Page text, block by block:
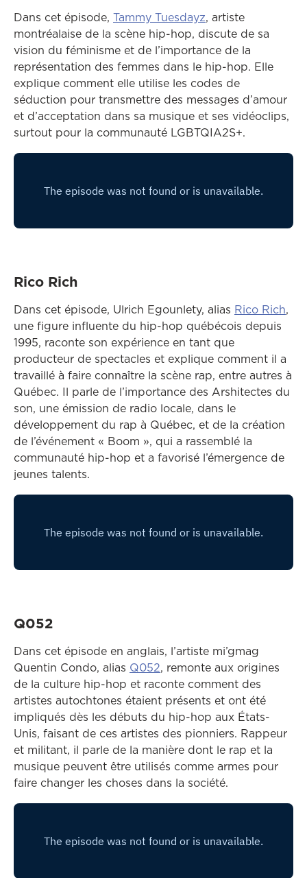
Dans cet épisode, Tammy TuesdayzCe lien ouvrira
, artiste
montréalaise de la scène hip-hop, discute de sa
vision du féminisme et de l’importance de la
représentation des femmes dans le hip-hop. Elle
explique comment elle utilise les codes de
séduction pour transmettre des messages d’amour
et d’acceptation dans sa musique et ses vidéoclips,
surtout pour la communauté LGBTQIA2S+.
Rico Rich
Dans cet épisode, Ulrich Egounlety, alias Rico RichCe
,
une figure influente du hip-hop québécois depuis
1995, raconte son expérience en tant que
producteur de spectacles et explique comment il a
travaillé à faire connaître la scène rap, entre autres à
Québec. Il parle de l’importance des Arshitectes du
son, une émission de radio locale, dans le
développement du rap à Québec, et de la création
de l’événement « Boom », qui a rassemblé la
communauté hip-hop et a favorisé l’émergence de
jeunes talents.
Q052
Dans cet épisode en anglais, l’artiste mi’gmag
Quentin Condo, alias Q052Ce lien ouvrira dans une
, remonte aux origines
de la culture hip-hop et raconte comment des
artistes autochtones étaient présents et ont été
impliqués dès les débuts du hip-hop aux États-
Unis, faisant de ces artistes des pionniers. Rappeur
et militant, il parle de la manière dont le rap et la
musique peuvent être utilisés comme armes pour
faire changer les choses dans la société.